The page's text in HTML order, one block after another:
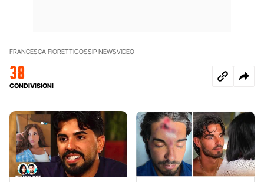
FRANCESCA FIORETTIGOSSIP NEWSVIDEO
38
CONDIVISIONI